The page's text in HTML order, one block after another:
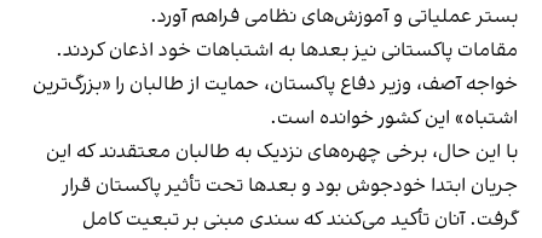
بستر عملیاتی و آموزش‌های نظامی فراهم آورد.
مقامات پاکستانی نیز بعدها به اشتباهات خود اذعان کردند.
خواجه آصف، وزیر دفاع پاکستان، حمایت از طالبان را «بزرگ‌ترین
اشتباه» این کشور خوانده است.
با این حال، برخی چهره‌های نزدیک به طالبان معتقدند که این
جریان ابتدا خودجوش بود و بعدها تحت تأثیر پاکستان قرار
گرفت. آنان تأکید می‌کنند که سندی مبنی بر تبعیت کامل